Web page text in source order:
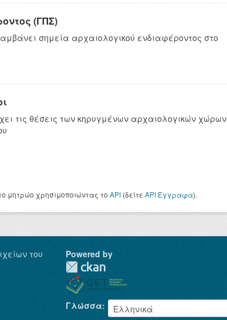
(ΓΠΣ)
σημεία αρχαιολογικού ενδιαφέροντος στο
τις θέσεις των κηρυγμένων αρχαιολογικών χώρων
μητρώο χρησιμοποιώντας το API (δείτε API Έγγραφα).
του
Powered by
Γλώσσα